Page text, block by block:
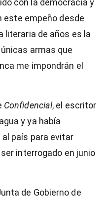
con la democracia y
este empeño desde
literaria de años es la
armas que
me impondrán el
Confidencial, el escritor
y ya había
país para evitar
interrogado en junio
de Gobierno de